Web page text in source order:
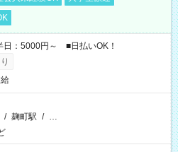
：5000円～ ■日払いOK！
/ 麹町駅 / …